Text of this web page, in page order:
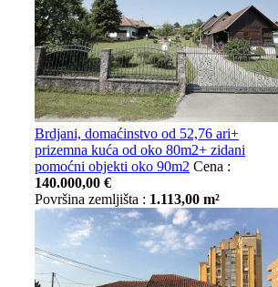
Brdjani, domaćinstvo od 52,76 ari+
prizemna kuća od oko 80m2+ zidani
pomoćni objekti oko 90m2 Cena :
140.000,00 €
Površina zemljišta : 1.113,00 m²